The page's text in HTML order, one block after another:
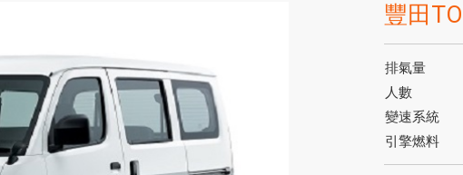
豐田
排氣量
人數
變速系統
引擎燃料